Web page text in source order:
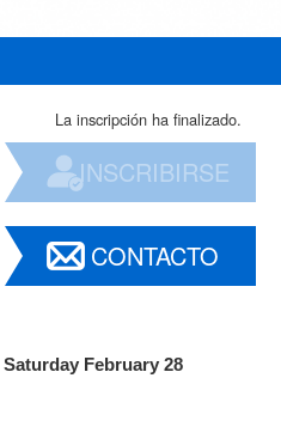
La inscripción ha finalizado.
INSCRIBIRSE
CONTACTO
Saturday February 28